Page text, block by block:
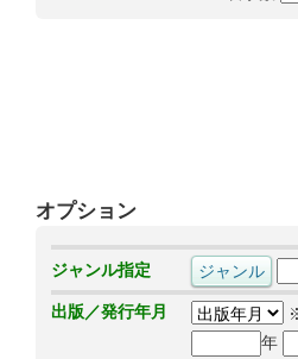
オプション
ジャンル指定
出版／発行年月
年